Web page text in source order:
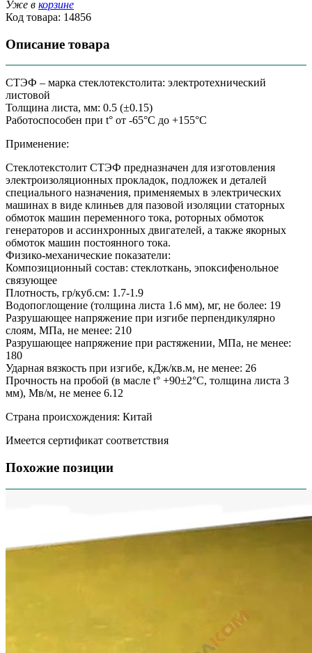
Уже в корзине
Код товара: 14856
Описание товара
СТЭФ – марка стеклотекстолита: электротехнический
листовой
Толщина листа, мм: 0.5 (±0.15)
Работоспособен при t° от -65°C до +155°C
Применение:
Стеклотекстолит СТЭФ предназначен для изготовления
электроизоляционных прокладок, подложек и деталей
специального назначения, применяемых в электрических
машинах в виде клиньев для пазовой изоляции статорных
обмоток машин переменного тока, роторных обмоток
генераторов и ассинхронных двигателей, а также якорных
обмоток машин постоянного тока.
Физико-механические показатели:
Композиционный состав: стеклоткань, эпоксифенольное
связующее
Плотность, гр/куб.см: 1.7-1.9
Водопоглощение (толщина листа 1.6 мм), мг, не более: 19
Разрушающее напряжение при изгибе перпендикулярно
слоям, МПа, не менее: 210
Разрушающее напряжение при растяжении, МПа, не менее:
180
Ударная вязкость при изгибе, кДж/кв.м, не менее: 26
Прочность на пробой (в масле t° +90±2°C, толщина листа 3
мм), Мв/м, не менее 6.12
Страна происхождения: Китай
Имеется сертификат соответствия
Похожие позиции